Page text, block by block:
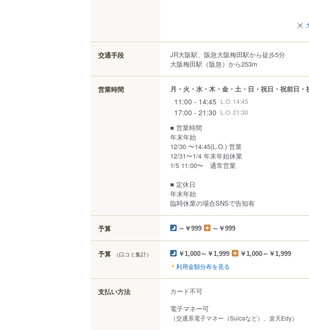
交通手段
JR大阪駅、阪急大阪梅田駅から徒歩5分
大阪梅田駅（阪急）から253m
営業時間 月・火・水・木・金・土・日・祝日・祝前日・
11:00 - 14:45 L.O. 14:45
17:00 - 21:30 L.O. 21:30
■ 営業時間
年末年始
12/30 〜14:45(L.O.) 営業
12/31〜1/4 年末年始休業
1/5 11:00〜 通常営業
■ 定休日
年末年始
臨時休業の場合SNSで告知有
予算 ～￥999 ～￥999
予算 （口コミ集計） ￥1,000～￥1,999 ￥1,000～￥1,999
利用金額分布を見る
支払い方法
カード不可
電子マネー可
（交通系電子マネー（Suicaなど）、楽天Edy）